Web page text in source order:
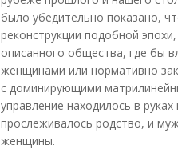
было убедительно показано,
реконструкции подобной
описанного общества, где бы
женщинами или нормативно
с доминирующими
управление находилось в
прослеживалось родство, и
женщины.